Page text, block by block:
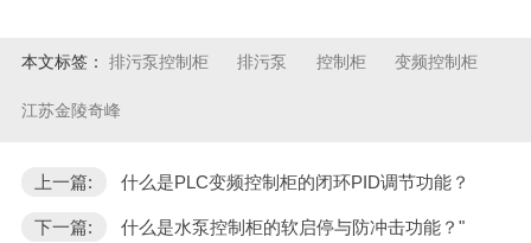
本文标签： 排污泵控制柜 排污泵 控制柜 变频控制柜
江苏金陵奇峰
上一篇: 什么是PLC变频控制柜的闭环PID调节功能？
下一篇: 什么是水泵控制柜的软启停与防冲击功能？"